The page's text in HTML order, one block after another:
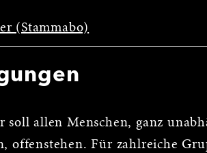
(Stammabo)
soll allen Menschen, ganz
offenstehen. Für zahlreiche